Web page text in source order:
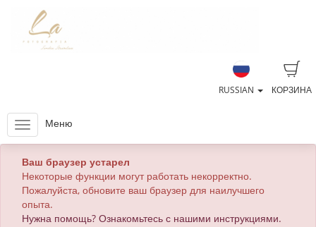
КОРЗИНА
RUSSIAN
Меню
Ваш браузер устарел
Некоторые функции могут работать некорректно.
Пожалуйста, обновите ваш браузер для наилучшего
опыта.
Нужна помощь? Ознакомьтесь с нашими инструкциями.